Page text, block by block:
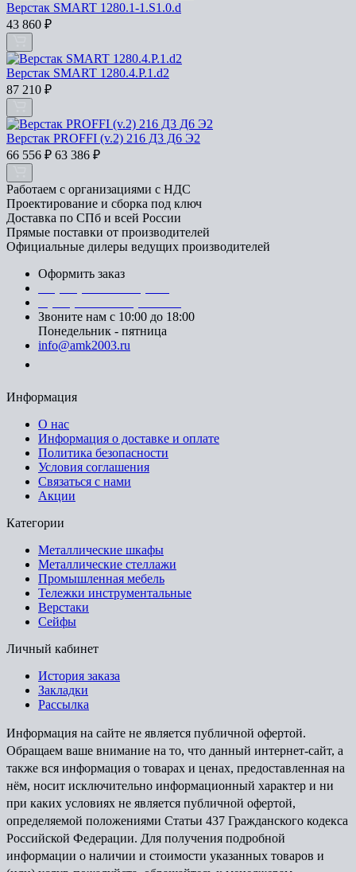
Верстак SMART 1280.1-1.S1.0.d
43 860 ₽
Верстак SMART 1280.4.P.1.d2
87 210 ₽
Верстак PROFFI (v.2) 216 Д3 Д6 Э2
66 556 ₽ 63 386 ₽
Работаем с организациями с НДС
Проектирование и сборка под ключ
Доставка по СПб и всей России
Прямые поставки от производителей
Официальные дилеры ведущих производителей
Оформить заказ
Звоните нам с 10:00 до 18:00
Понедельник - пятница
info@amk2003.ru
Информация
О нас
Информация о доставке и оплате
Политика безопасности
Условия соглашения
Связаться с нами
Акции
Категории
Металлические шкафы
Металлические стеллажи
Промышленная мебель
Тележки инструментальные
Верстаки
Сейфы
Личный кабинет
История заказа
Закладки
Рассылка
Информация на сайте не является публичной офертой.
Обращаем ваше внимание на то, что данный интернет-сайт, а
также вся информация о товарах и ценах, предоставленная на
нём, носит исключительно информационный характер и ни
при каких условиях не является публичной офертой,
определяемой положениями Статьи 437 Гражданского кодекса
Российской Федерации. Для получения подробной
информации о наличии и стоимости указанных товаров и